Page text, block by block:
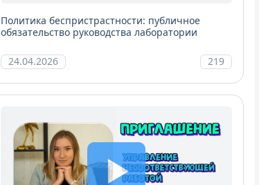
Политика беспристрастности: публичное
обязательство руководства лаборатории
24.04.2026 219